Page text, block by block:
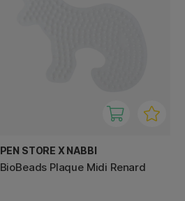
PEN STORE X NABBI
BioBeads Plaque Midi Renard